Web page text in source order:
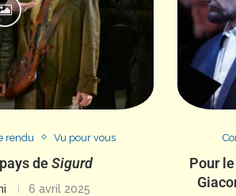
rendu Vu pour vous
deSigurd
6 avril 2025
Pour